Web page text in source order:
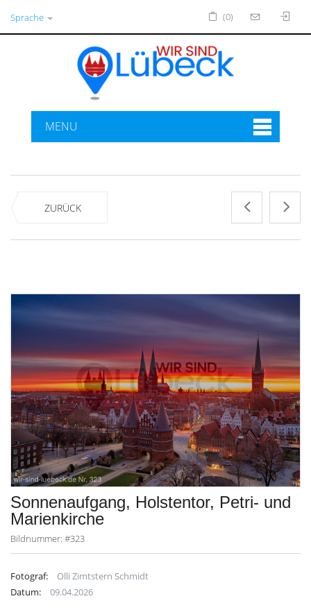
Sprache (0)
MENU
ZURÜCK
Sonnenaufgang, Holstentor, Petri- und
Marienkirche
Bildnummer: #323
Fotograf:
Olli Zimtstern Schmidt
Datum:
09.04.2026